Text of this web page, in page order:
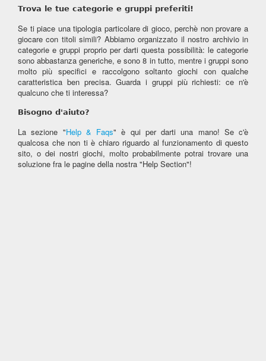
Trova le tue categorie e gruppi preferiti!
Se ti piace una tipologia particolare di gioco, perchè non provare a
giocare con titoli simili? Abbiamo organizzato il nostro archivio in
categorie e gruppi proprio per darti questa possibilità: le categorie
sono abbastanza generiche, e sono 8 in tutto, mentre i gruppi sono
molto più specifici e raccolgono soltanto giochi con qualche
caratteristica ben precisa. Guarda i gruppi più richiesti: ce n'è
qualcuno che ti interessa?
Bisogno d'aiuto?
La sezione "Help & Faqs" è qui per darti una mano! Se c'è
qualcosa che non ti è chiaro riguardo al funzionamento di questo
sito, o dei nostri giochi, molto probabilmente potrai trovare una
soluzione fra le pagine della nostra "Help Section"!